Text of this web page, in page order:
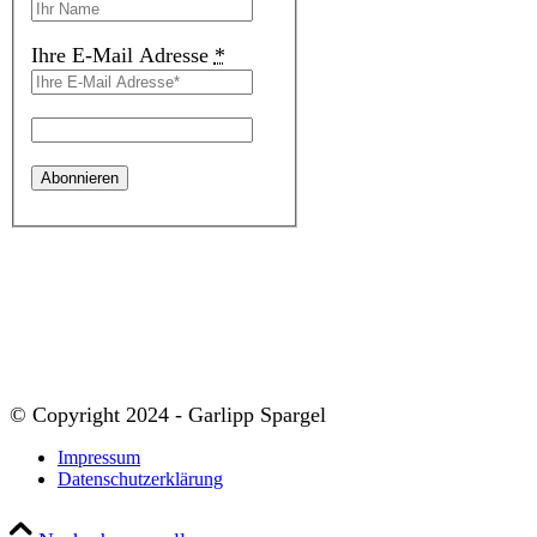
Ihre E-Mail Adresse *
© Copyright 2024 - Garlipp Spargel
Impressum
Datenschutzerklärung